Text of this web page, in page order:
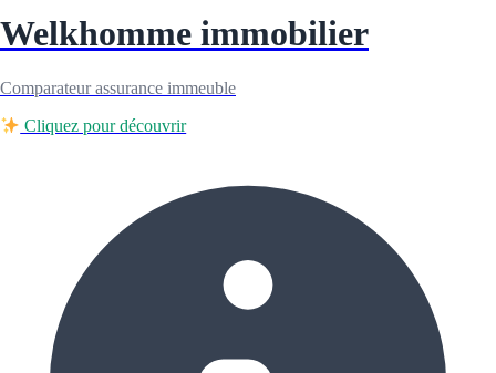
Welkhomme immobilier
Comparateur assurance immeuble
Cliquez pour découvrir